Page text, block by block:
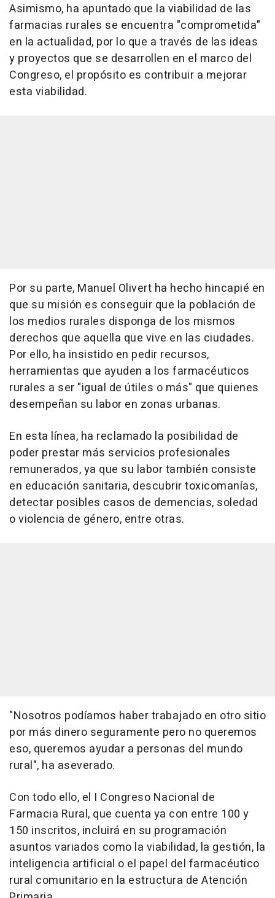
Asimismo, ha apuntado que la viabilidad de las
farmacias rurales se encuentra "comprometida"
en la actualidad, por lo que a través de las ideas
y proyectos que se desarrollen en el marco del
Congreso, el propósito es contribuir a mejorar
esta viabilidad.
Por su parte, Manuel Olivert ha hecho hincapié en
que su misión es conseguir que la población de
los medios rurales disponga de los mismos
derechos que aquella que vive en las ciudades.
Por ello, ha insistido en pedir recursos,
herramientas que ayuden a los farmacéuticos
rurales a ser "igual de útiles o más" que quienes
desempeñan su labor en zonas urbanas.
En esta línea, ha reclamado la posibilidad de
poder prestar más servicios profesionales
remunerados, ya que su labor también consiste
en educación sanitaria, descubrir toxicomanías,
detectar posibles casos de demencias, soledad
o violencia de género, entre otras.
"Nosotros podíamos haber trabajado en otro sitio
por más dinero seguramente pero no queremos
eso, queremos ayudar a personas del mundo
rural", ha aseverado.
Con todo ello, el I Congreso Nacional de
Farmacia Rural, que cuenta ya con entre 100 y
150 inscritos, incluirá en su programación
asuntos variados como la viabilidad, la gestión, la
inteligencia artificial o el papel del farmacéutico
rural comunitario en la estructura de Atención